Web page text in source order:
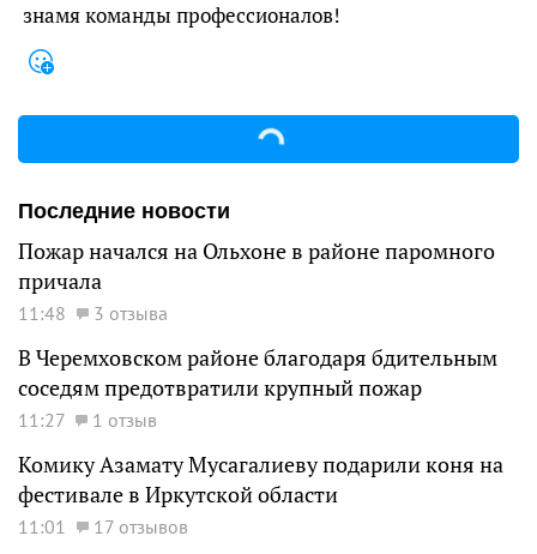
знамя команды профессионалов!
Последние новости
Пожар начался на Ольхоне в районе паромного
причала
11:48 3 отзыва
В Черемховском районе благодаря бдительным
соседям предотвратили крупный пожар
11:27 1 отзыв
Комику Азамату Мусагалиеву подарили коня на
фестивале в Иркутской области
11:01 17 отзывов